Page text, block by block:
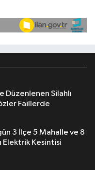
Faillerde
3 İlçe 5 Mahalle ve 8
Elektrik Kesintisi